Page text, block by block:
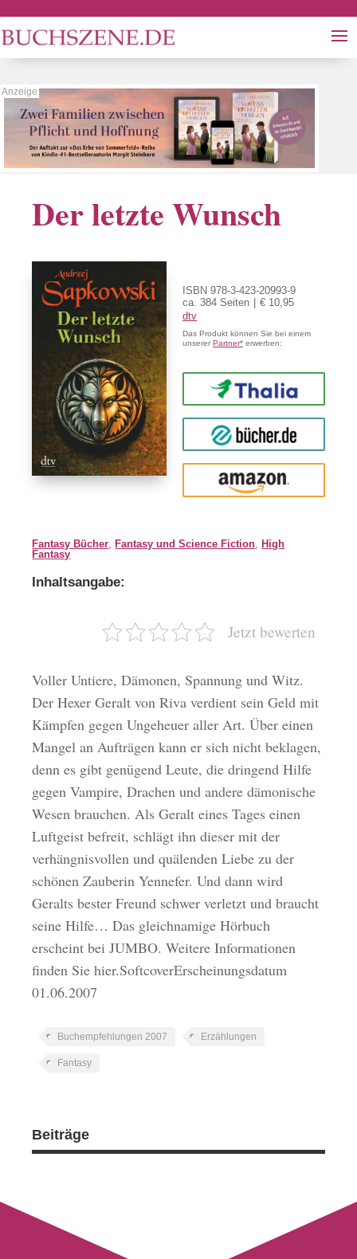
Der letzte Wunsch
ISBN 978-3-423-20993-9
ca. 384 Seiten
€ 10,95
dtv
Das Produkt können Sie bei einem
unsererPartner* erwerben:
Thalia
buecher.de
Amazon
Fantasy Bücher ,Fantasy und Science Fiction ,High
Fantasy
Inhaltsangabe:
Jetzt bewerten
Voller Untiere, Dämonen, Spannung und Witz.
Der Hexer Geralt von Riva verdient sein Geld mit
Kämpfen gegen Ungeheuer aller Art. Über einen
Mangel an Aufträgen kann er sich nicht beklagen,
denn es gibt genügend Leute, die dringend Hilfe
gegen Vampire, Drachen und andere dämonische
Wesen brauchen. Als Geralt eines Tages einen
Luftgeist befreit, schlägt ihn dieser mit der
verhängnisvollen und quälenden Liebe zu der
schönen Zauberin Yennefer. Und dann wird
Geralts bester Freund schwer verletzt und braucht
seine Hilfe… Das gleichnamige Hörbuch
erscheint bei JUMBO. Weitere Informationen
finden Sie hier.SoftcoverErscheinungsdatum
01.06.2007
Buchempfehlungen 2007 Erzählungen
Fantasy
Beiträge